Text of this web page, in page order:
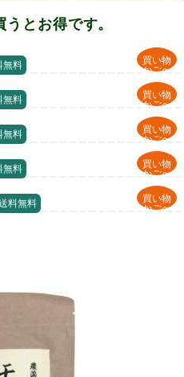
うとお得です。
買い物
かごへ
無料
買い物
かごへ
無料
買い物
かごへ
無料
買い物
かごへ
無料
買い物
かごへ
料無料